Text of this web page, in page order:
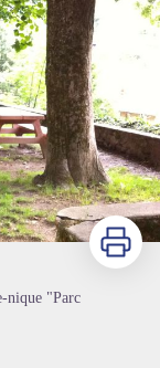
Imprimer
nique "Parc